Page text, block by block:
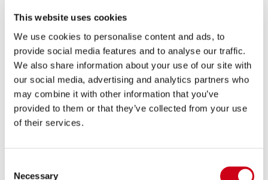
This website uses cookies
We use cookies to personalise content and ads, to
provide social media features and to analyse our traffic.
We also share information about your use of our site with
our social media, advertising and analytics partners who
may combine it with other information that you’ve
provided to them or that they’ve collected from your use
of their services.
Selection
Necessary
DONNÉES
consentement au traitement de vos données
personnelles, leur fourniture est purement
facultative. Par conséquent, le défaut de
fournir vos données personnelles n'aura
aucune conséquence, sauf en termes
d'impossibilité de traiter les données à ces
contraire obligatoire et nécessaire pour